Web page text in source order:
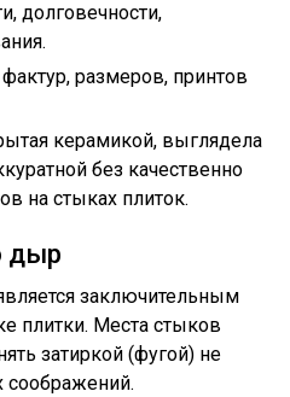
долговечности,
размеров, принтов
керамикой, выглядела
без качественно
на стыках плиток.
дыр
заключительным
плитки. Места стыков
затиркой (фугой) не
соображений.